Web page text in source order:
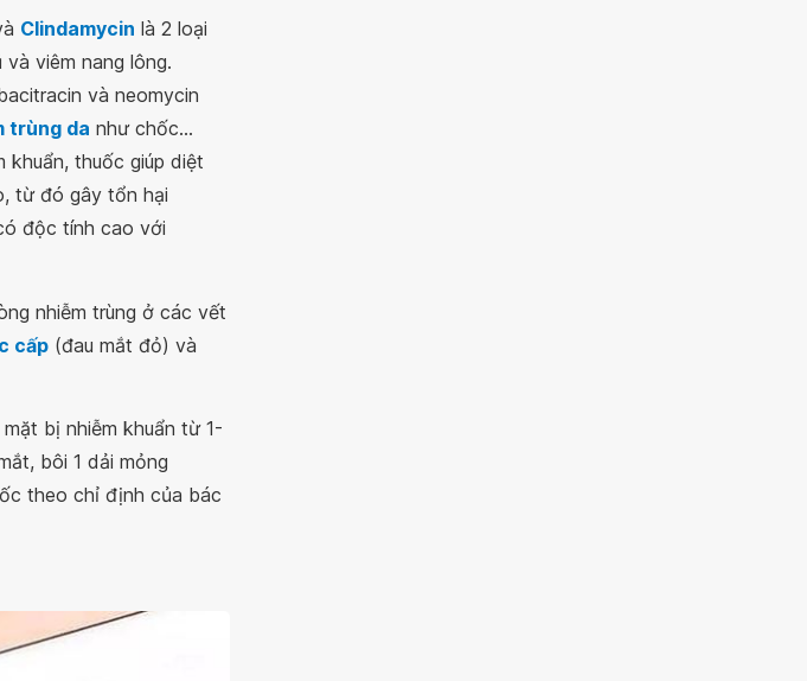
Clindamycin là 2 loại
và viêm nang lông.
và neomycin
trùng da như chốc...
khuẩn, thuốc giúp diệt
từ đó gây tổn hại
độc tính cao với
nhiễm trùng ở các vết
cấp (đau mắt đỏ) và
bị nhiễm khuẩn từ 1-
bôi 1 dải mỏng
theo chỉ định của bác